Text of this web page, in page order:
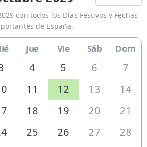
Calendario
Octubre
2029
de
España
con todos los Días Festivos y Fechas
de España.
Jue Vie Sáb Dom
4 5 6
7
11 12 13
14
18 19 20
21
25 26 27
28